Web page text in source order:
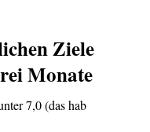
Ziele
Monate
7,0 (das hab